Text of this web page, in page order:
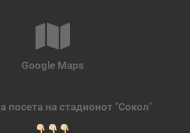
Google Maps
посета на стадионот "Сокол"